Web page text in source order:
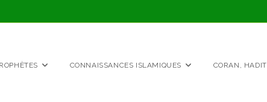
CONNAISSANCES ISLAMIQUES CORAN,